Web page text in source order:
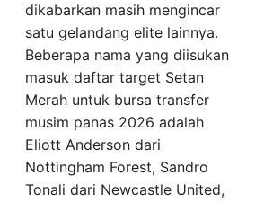
dikabarkan masih mengincar
satu gelandang elite lainnya.
Beberapa nama yang diisukan
masuk daftar target Setan
Merah untuk bursa transfer
musim panas 2026 adalah
Eliott Anderson dari
Nottingham Forest, Sandro
Tonali dari Newcastle United,